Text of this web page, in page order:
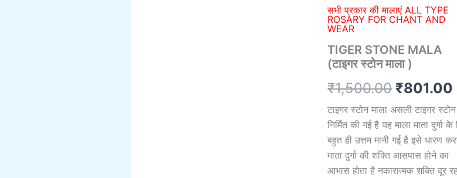
सभी प्रकार की मालाएं ALL TYPE
ROSARY FOR CHANT AND
WEAR
TIGER STONE MALA
(टाइगर स्टोन माला )
₹1,500.00
was:
₹801.00
टाइगर स्टोन माला असली टाइगर
निर्मित की गई है यह माला माता दुर्गा के
बहुत ही उत्तम मानी गई है इसे धारण
माता दुर्गा की शक्ति आसपास होने का
आभास होता है नकारात्मक शक्ति दूर
स्टोन
माला
)